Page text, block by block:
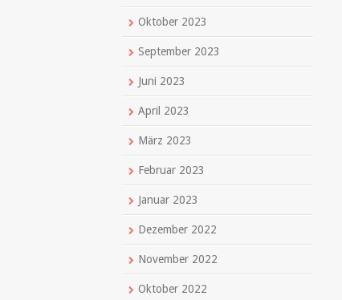
Oktober 2023
September 2023
Juni 2023
April 2023
März 2023
Februar 2023
Januar 2023
Dezember 2022
November 2022
Oktober 2022